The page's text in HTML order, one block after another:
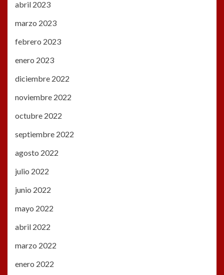
abril 2023
marzo 2023
febrero 2023
enero 2023
diciembre 2022
noviembre 2022
octubre 2022
septiembre 2022
agosto 2022
julio 2022
junio 2022
mayo 2022
abril 2022
marzo 2022
enero 2022